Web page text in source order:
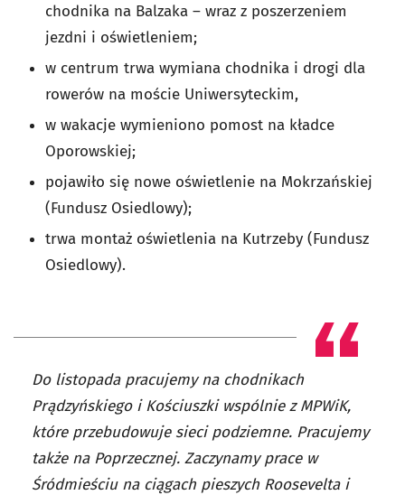
chodnika na Balzaka – wraz z poszerzeniem
jezdni i oświetleniem;
w centrum trwa wymiana chodnika i drogi dla
rowerów na moście Uniwersyteckim,
w wakacje wymieniono pomost na kładce
Oporowskiej;
pojawiło się nowe oświetlenie na Mokrzańskiej
(Fundusz Osiedlowy);
trwa montaż oświetlenia na Kutrzeby (Fundusz
Osiedlowy).
Do listopada pracujemy na chodnikach
Prądzyńskiego i Kościuszki wspólnie z MPWiK,
które przebudowuje sieci podziemne. Pracujemy
także na Poprzecznej. Zaczynamy prace w
Śródmieściu na ciągach pieszych Roosevelta i